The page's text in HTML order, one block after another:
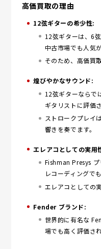
高価買取の理由
12弦ギターの希少性:
12弦ギターは、6
中古市場でも人気
そのため、高価買
煌びやかなサウンド:
12弦ギターならで
ギタリストに評価
ストロークプレイ
響きを奏でます。
エレアコとしての実用
Fishman Presys
レコーディングで
エレアコとしての
Fender ブランド:
世界的に有名な
場でも高く評価さ